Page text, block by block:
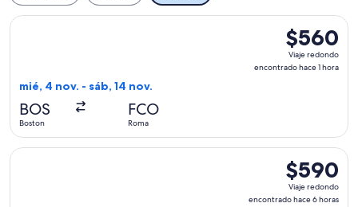
$560
Viaje
redondo,
$560
Viaje redondo
encontrado hace 1 hora
mié, 4 nov. - sáb, 14 nov.
BOS
Boston
FCO
Roma
Seleccionar vuelo de Icelandair, con salida el mié, 4 nov.
$590
Viaje
redondo,
$590
Viaje redondo
encontrado hace 6 horas
Seleccionar vuelo de Condor, con salida el lun, 10 may.